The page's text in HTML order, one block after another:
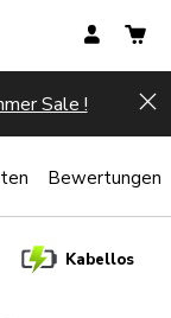
Sale !
Kabellos
Bewertungen